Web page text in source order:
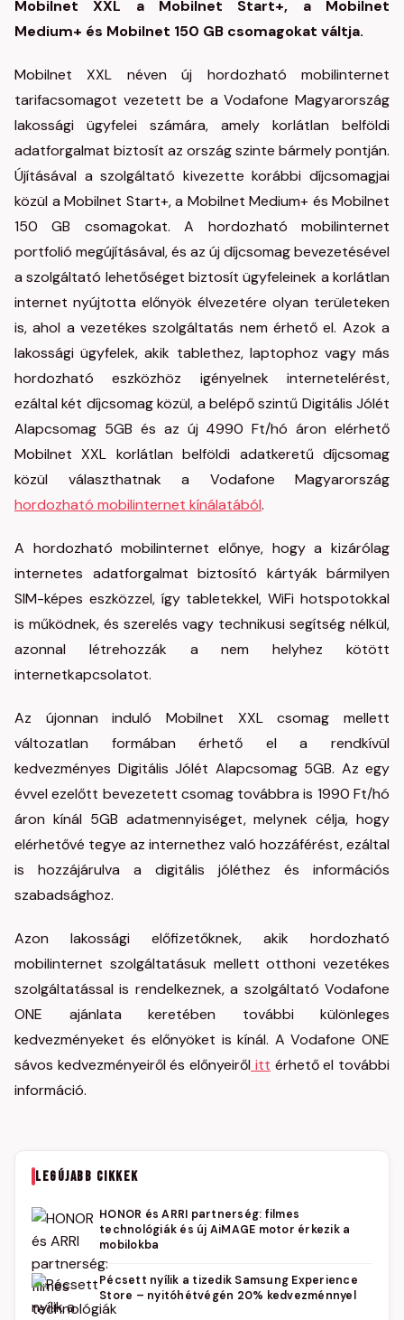
Mobilnet XXL a Mobilnet Start+, a Mobilnet
Medium+ és Mobilnet 150 GB csomagokat váltja.
Mobilnet XXL néven új hordozható mobilinternet
tarifacsomagot vezetett be a Vodafone Magyarország
lakossági ügyfelei számára, amely korlátlan belföldi
adatforgalmat biztosít az ország szinte bármely pontján.
Újításával a szolgáltató kivezette korábbi díjcsomagjai
közül a Mobilnet Start+, a Mobilnet Medium+ és Mobilnet
150 GB csomagokat. A hordozható mobilinternet
portfolió megújításával, és az új díjcsomag bevezetésével
a szolgáltató lehetőséget biztosít ügyfeleinek a korlátlan
internet nyújtotta előnyök élvezetére olyan területeken
is, ahol a vezetékes szolgáltatás nem érhető el. Azok a
lakossági ügyfelek, akik tablethez, laptophoz vagy más
hordozható eszközhöz igényelnek internetelérést,
ezáltal két díjcsomag közül, a belépő szintű Digitális Jólét
Alapcsomag 5GB és az új 4990 Ft/hó áron elérhető
Mobilnet XXL korlátlan belföldi adatkeretű díjcsomag
közül választhatnak a Vodafone Magyarország
hordozható mobilinternet kínálatából.
A hordozható mobilinternet előnye, hogy a kizárólag
internetes adatforgalmat biztosító kártyák bármilyen
SIM-képes eszközzel, így tabletekkel, WiFi hotspotokkal
is működnek, és szerelés vagy technikusi segítség nélkül,
azonnal létrehozzák a nem helyhez kötött
internetkapcsolatot.
Az újonnan induló Mobilnet XXL csomag mellett
változatlan formában érhető el a rendkívül
kedvezményes Digitális Jólét Alapcsomag 5GB. Az egy
évvel ezelőtt bevezetett csomag továbbra is 1990 Ft/hó
áron kínál 5GB adatmennyiséget, melynek célja, hogy
elérhetővé tegye az internethez való hozzáférést, ezáltal
is hozzájárulva a digitális jóléthez és információs
szabadsághoz.
Azon lakossági előfizetőknek, akik hordozható
mobilinternet szolgáltatásuk mellett otthoni vezetékes
szolgáltatással is rendelkeznek, a szolgáltató Vodafone
ONE ajánlata keretében további különleges
kedvezményeket és előnyöket is kínál. A Vodafone ONE
sávos kedvezményeiről és előnyeiről itt érhető el további
információ.
LEGÚJABB CIKKEK
HONOR és ARRI partnerség: filmes
technológiák és új AiMAGE motor érkezik a
mobilokba
Pécsett nyílik a tizedik Samsung Experience
Store – nyitóhétvégén 20% kedvezménnyel